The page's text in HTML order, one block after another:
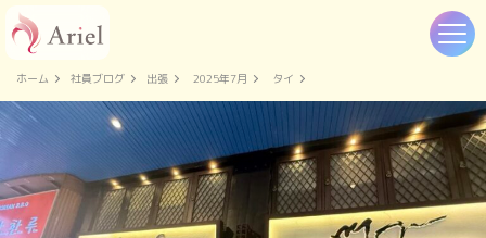
ホーム 社員ブログ 出張 2025年7月 タイ